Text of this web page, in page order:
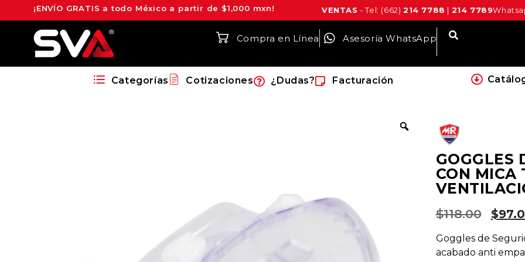
¡ENVÍO GRATIS a todo México a partir de $1,000 mxn! VENTAS - Tel: (662)214 7788 | 214 7789
Compra en Línea Asesoría WhatsApp
Categorías Cotizaciones ¿Dudas? Facturación
GOGGLES
CON MICA
$118.00 $
Goggles de
acabado anti